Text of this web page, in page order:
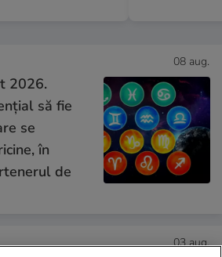
08 aug.
2026.
să fie
se
în
de
03 aug.